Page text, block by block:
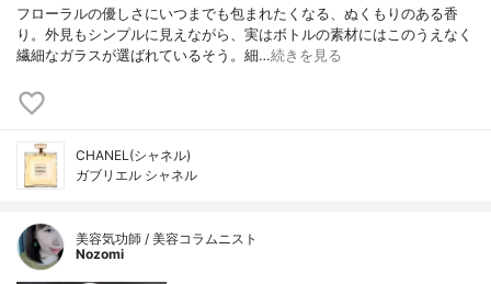
フローラルの優しさにいつまでも包まれたくなる、ぬくもりのある香
り。外見もシンプルに見えながら、実はボトルの素材にはこのうえなく
繊細なガラスが選ばれているそう。細…続きを見る
CHANEL(シャネル)
ガブリエル シャネル
美容気功師 / 美容コラムニスト
Nozomi